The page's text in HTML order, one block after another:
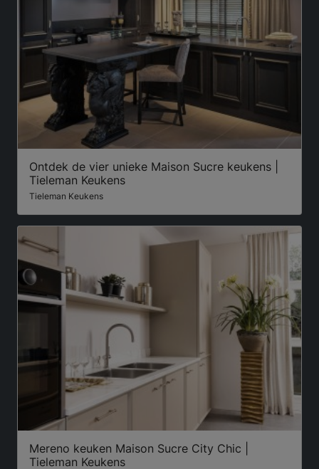
Ontdek de vier unieke Maison Sucre keukens |
Tieleman Keukens
Tieleman Keukens
Mereno keuken Maison Sucre City Chic |
Tieleman Keukens